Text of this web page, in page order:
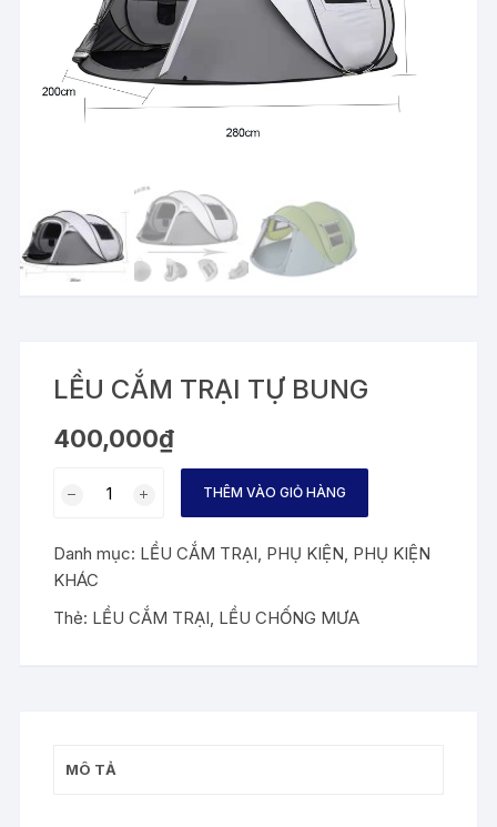
LỀU CẮM TRẠI TỰ BUNG
400,000₫
TỰ
BUNG
số
THÊM VÀO GIỎ HÀNG
Danh mục: LỀU CẮM TRẠI, PHỤ KIỆN, PHỤ KIỆN
KHÁC
Thẻ: LỀU CẮM TRẠI, LỀU CHỐNG MƯA
MÔ TẢ